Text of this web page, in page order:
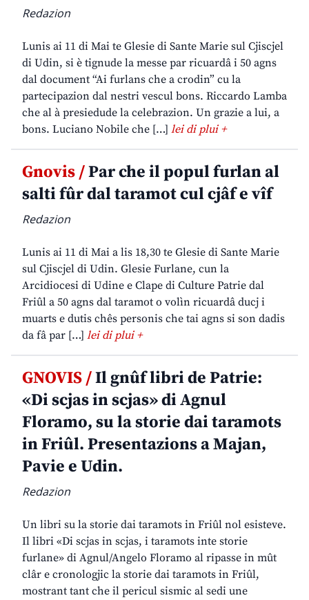
Redazion
Lunis ai 11 di Mai te Glesie di Sante Marie sul Cjiscjel
di Udin, si è tignude la messe par ricuardâ i 50 agns
dal document “Ai furlans che a crodin” cu la
partecipazion dal nestri vescul bons. Riccardo Lamba
che al à presiedude la celebrazion. Un grazie a lui, a
bons. Luciano Nobile che […] lei di plui +
Gnovis /Par che il popul furlan al
salti fûr dal taramot cul cjâf e vîf
Redazion
Lunis ai 11 di Mai a lis 18,30 te Glesie di Sante Marie
sul Cjiscjel di Udin. Glesie Furlane, cun la
Arcidiocesi di Udine e Clape di Culture Patrie dal
Friûl a 50 agns dal taramot o volìn ricuardâ ducj i
muarts e dutis chês personis che tai agns si son dadis
da fâ par […] lei di plui +
GNOVIS /Il gnûf libri de Patrie:
«Di scjas in scjas» di Agnul
Floramo, su la storie dai taramots
in Friûl. Presentazions a Majan,
Pavie e Udin.
Redazion
Un libri su la storie dai taramots in Friûl nol esisteve.
Il libri «Di scjas in scjas, i taramots inte storie
furlane» di Agnul/Angelo Floramo al ripasse in mût
clâr e cronologjic la storie dai taramots in Friûl,
mostrant tant che il pericul sismic al sedi une